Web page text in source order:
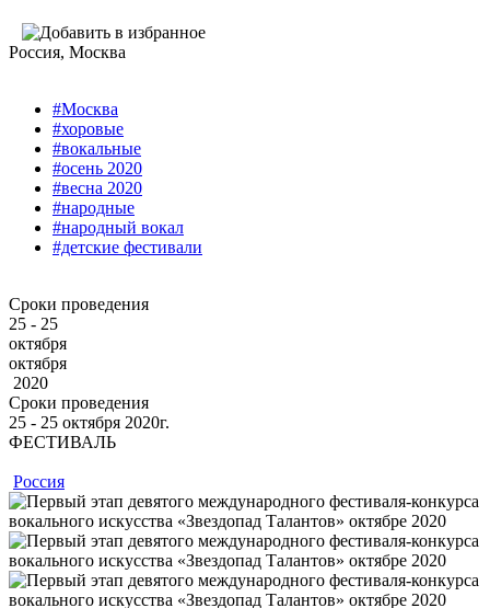
Россия, Москва
#Москва
#хоровые
#вокальные
#осень 2020
#весна 2020
#народные
#народный вокал
#детские фестивали
Сроки проведения
25 - 25
октября
октября
2020
Сроки проведения
25 ‐ 25 октября 2020г.
ФЕСТИВАЛЬ
Россия